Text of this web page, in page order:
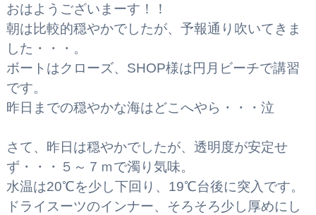
おはようございまーす！！
朝は比較的穏やかでしたが、予報通り吹いてきま
した・・・。
ボートはクローズ、SHOP様は円月ビーチで講習
です。
昨日までの穏やかな海はどこへやら・・・泣
さて、昨日は穏やかでしたが、透明度が安定せ
ず・・・５～７ｍで濁り気味。
水温は20℃を少し下回り、19℃台後に突入です。
ドライスーツのインナー、そろそろ少し厚めにし